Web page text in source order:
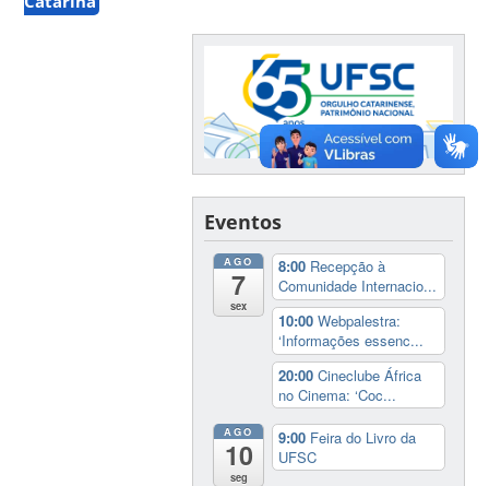
Eventos
AGO
7
sex
8:00 Recepção à
Comunidade Internacio...
10:00Webpalestra:
‘Informações essenc...
20:00Cineclube África
no Cinema: ‘Coc...
AGO
10
seg
9:00 Feira do Livro da
UFSC